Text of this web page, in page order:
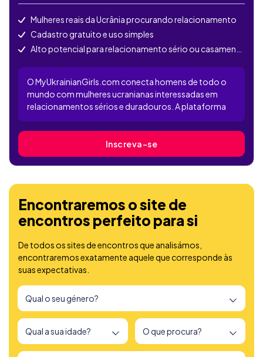
Mulheres reais da Ucrânia procurando relacionamento
Cadastro gratuito e uso simples
O MyUkrainianGirls.com conecta homens de todo o
mundo com mulheres ucranianas interessadas em
relacionamentos sérios e duradouros. A plataforma
maioria das funções está disponível apenas para
membros VIP. É uma escolha popular para quem busca
romance internacional com um toque tradicional.
Inscreva-se
Encontraremos o site de
encontros perfeito para si
De todos os sites de encontros que analisámos,
encontraremos exatamente aquele que corresponde às
suas expectativas.